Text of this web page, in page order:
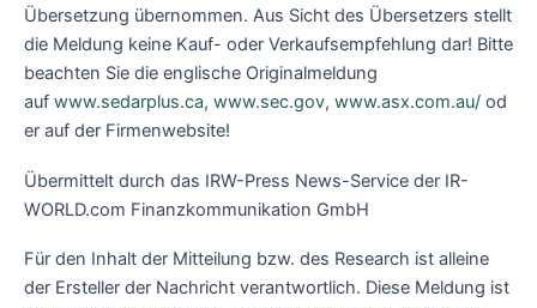
Übersetzung übernommen. Aus Sicht des Übersetzers stellt
die Meldung keine Kauf- oder Verkaufsempfehlung dar! Bitte
beachten Sie die englische Originalmeldung
auf www.sedarplus.ca, www.sec.gov, www.asx.com.au/ od
er auf der Firmenwebsite!
Übermittelt durch das IRW-Press News-Service der IR-
WORLD.com Finanzkommunikation GmbH
Für den Inhalt der Mitteilung bzw. des Research ist alleine
der Ersteller der Nachricht verantwortlich. Diese Meldung ist